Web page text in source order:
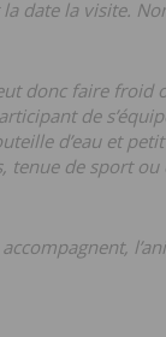
date la visite.
donc faire froid
de
d’eau et
tenue de sport ou